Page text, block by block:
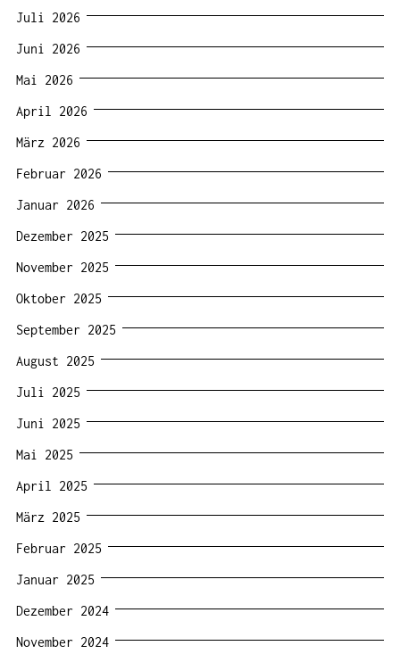
Juli 2026
Juni 2026
Mai 2026
April 2026
März 2026
Februar 2026
Januar 2026
Dezember 2025
November 2025
Oktober 2025
September 2025
August 2025
Juli 2025
Juni 2025
Mai 2025
April 2025
März 2025
Februar 2025
Januar 2025
Dezember 2024
November 2024